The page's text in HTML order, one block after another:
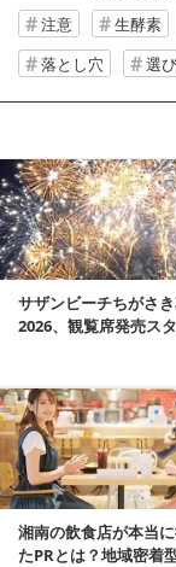
注意 生酵素
落とし穴
選
サザンビーチちがさ
2026、観覧席発売ス
湘南の飲食店が本当
たPRとは？地域密着